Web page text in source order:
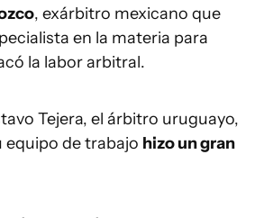
, exárbitro mexicano que
en la materia para
la labor arbitral.
Tejera, el árbitro uruguayo,
equipo de trabajo hizo un gran